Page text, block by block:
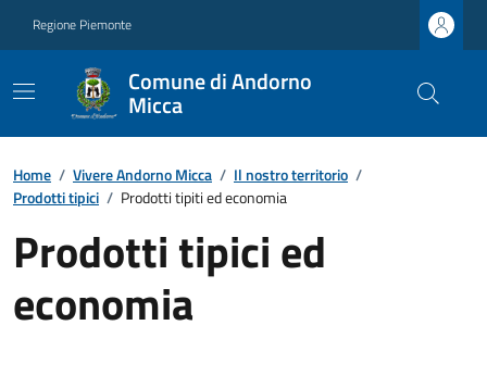
Regione Piemonte
Comune di Andorno
Micca
Home / Vivere Andorno Micca / Il nostro territorio /
Prodotti tipici / Prodotti tipiti ed economia
Prodotti tipici ed
economia